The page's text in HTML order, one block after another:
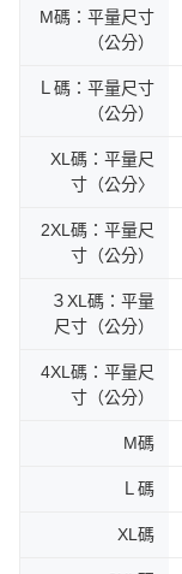
M碼：平量尺寸
（公分）
Ｌ碼：平量尺寸
（公分）
XL碼：平量尺
寸（公分〉
2XL碼：平量尺
寸（公分）
３XL碼：平量
尺寸（公分）
4XL碼：平量尺
寸（公分）
M碼
Ｌ碼
XL碼